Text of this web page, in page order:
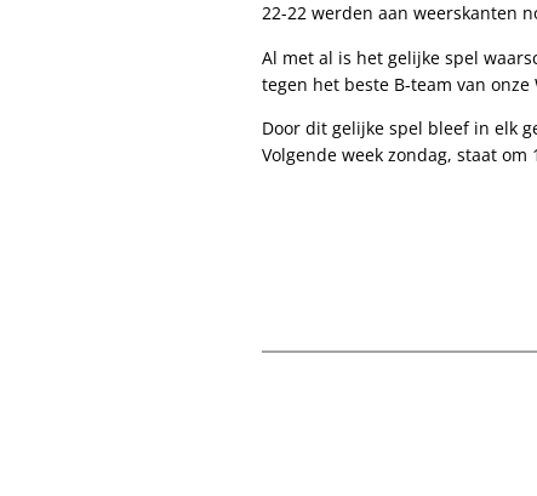
22-22 werden aan weerskanten
Al met al is het gelijke spel
tegen het beste B-team van
Door dit gelijke spel bleef in elk
Volgende week zondag, staat